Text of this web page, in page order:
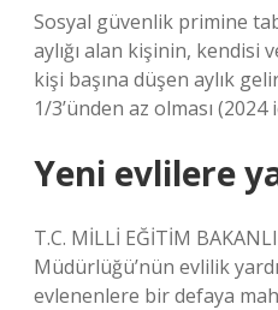
Sosyal güvenlik primine
aylığı alan kişinin, kendisi
kişi başına düşen aylık
1/3’ünden az olması (2024
Yeni evlilere
T.C. MİLLİ EĞİTİM
Müdürlüğü’nün evlilik
evlenenlere bir defaya